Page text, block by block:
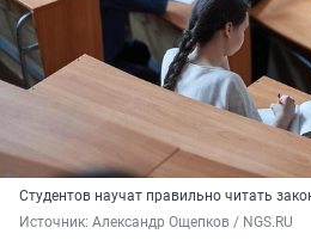
Студентов научат правильно читать
Источник: Александр Ощепков / NGS.RU